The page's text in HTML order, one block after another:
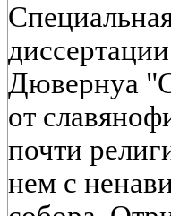
Дювернуа
от
почти
нем с